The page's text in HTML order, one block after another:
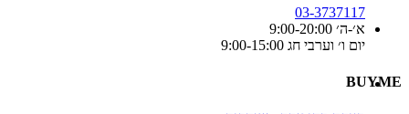
03-3737117
א׳-ה׳ 9:00-20:00
יום ו׳ וערבי חג 9:00-15:00
BUYME